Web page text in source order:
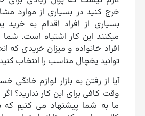
خرج کنید در بسیاری از موارد
بسیاری از افراد اقدام به
میکنند این کار اشتباه است. شما
افراد خانواده و میزان خریدی که
توانید یخچال مناسب را انتخاب
آیا از رفتن به بازار لوازم خانگی
وقت کافی برای این کار ندارید؟
ما به شما پیشنهاد می کنیم